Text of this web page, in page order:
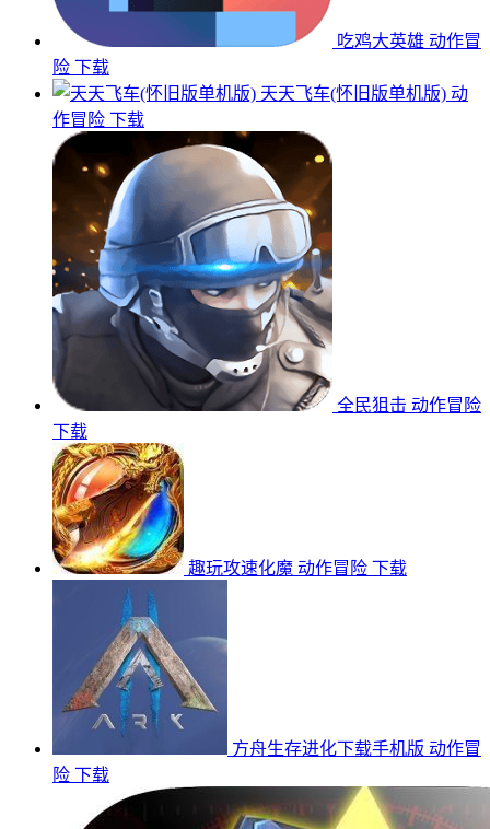
吃鸡大英雄 动作冒
险 下载
天天飞车(怀旧版单机版) 动
作冒险 下载
全民狙击 动作冒险
下载
趣玩攻速化魔 动作冒险 下载
方舟生存进化下载手机版 动作冒
险 下载